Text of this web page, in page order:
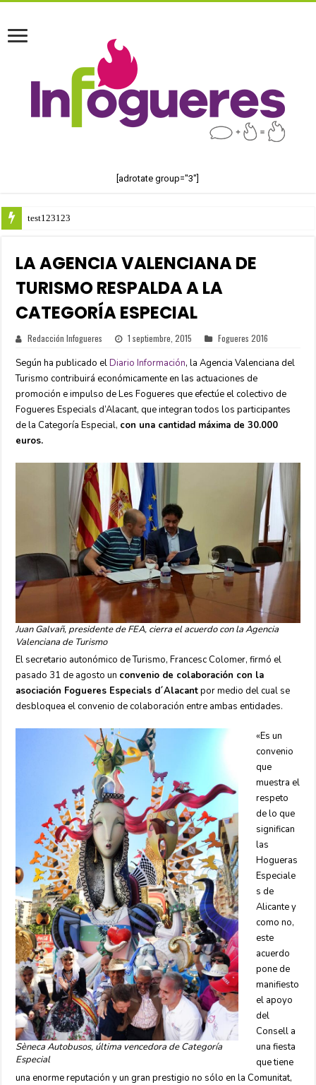
[adrotate group="3"]
test123123
LA AGENCIA VALENCIANA DE
TURISMO RESPALDA A LA
CATEGORÍA ESPECIAL
Redacción Infogueres 1 septiembre, 2015 Fogueres 2016
Según ha publicado elDiario Información, la Agencia Valenciana del
Turismo contribuirá económicamente en las actuaciones de
promoción e impulso de Les Fogueres que efectúe el colectivo de
Fogueres Especials d’Alacant, que integran todos los participantes
de la Categoría Especial, con una cantidad máxima de 30.000
euros.
Juan Galvañ, presidente de FEA, cierra el acuerdo con la Agencia
Valenciana de Turismo
El secretario autonómico de Turismo, Francesc Colomer, firmó el
pasado 31 de agosto un convenio de colaboración con la
asociación Fogueres Especials d´Alacantpor medio del cual se
desbloquea el convenio de colaboración entre ambas entidades.
Sèneca Autobusos, última vencedora de Categoría
Especial
«Es un
convenio
que
muestra el
respeto
de lo que
significan
las
Hogueras
Especiale
s de
Alicante y
como no,
este
acuerdo
pone de
manifiesto
el apoyo
del
Consell a
una fiesta
que tiene
una enorme reputación y un gran prestigio no sólo en la Comunitat,